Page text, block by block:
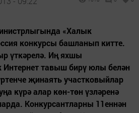
«Халык
конкурсы башланып китте.
үткәрелә. Иң яхшы
тавыш бирү юлы белән
җинаять участковыйлар
күрә алар көн-төн үзләренә
Конкурсантларны 11еннән